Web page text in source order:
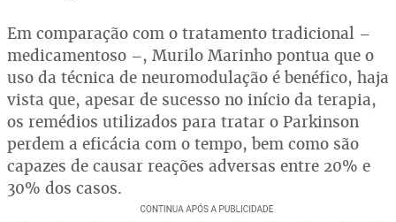
Em comparação com o tratamento tradicional –
medicamentoso –, Murilo Marinho pontua que o
uso da técnica de neuromodulação é benéfico, haja
vista que, apesar de sucesso no início da terapia,
os remédios utilizados para tratar o Parkinson
perdem a eficácia com o tempo, bem como são
capazes de causar reações adversas entre 20% e
30% dos casos.